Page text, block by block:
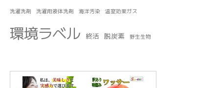
洗濯洗剤 洗濯用液体洗剤 海洋汚染 温室効果ガス
環境ラベル 終活 脱炭素 野生生物